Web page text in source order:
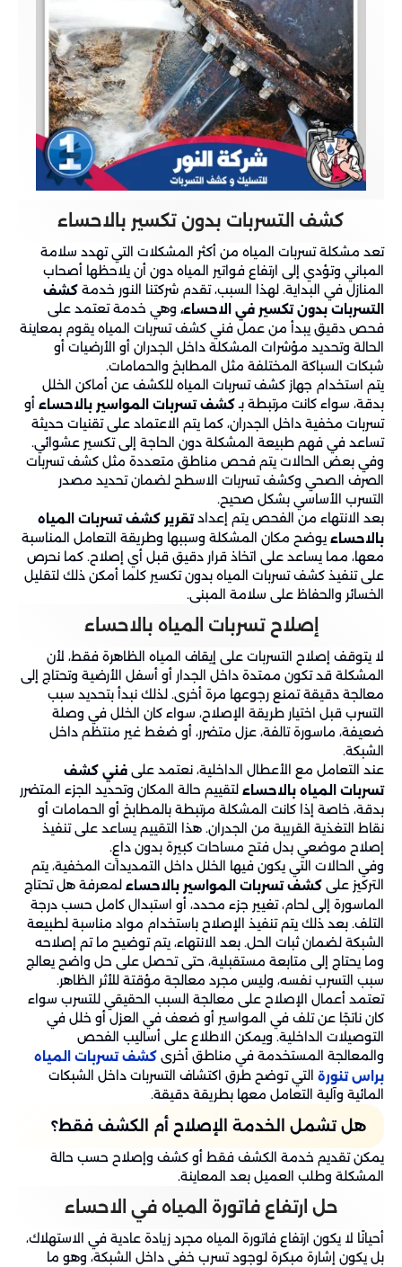
كشف التسربات بدون تكسير بالاحساء
تعد مشكلة تسربات المياه من أكثر المشكلات التي تهدد سلامة
المباني وتؤدي إلى ارتفاع فواتير المياه دون أن يلاحظها أصحاب
المنازل في البداية. لهذا السبب، تقدم شركتنا النور خدمة كشف
التسربات بدون تكسير في الاحساء، وهي خدمة تعتمد على
فحص دقيق يبدأ من عمل فني كشف تسربات المياه يقوم بمعاينة
الحالة وتحديد مؤشرات المشكلة داخل الجدران أو الأرضيات أو
شبكات السباكة المختلفة مثل المطابخ والحمامات.
يتم استخدام جهاز كشف تسربات المياه للكشف عن أماكن الخلل
بدقة، سواء كانت مرتبطة بـكشف تسربات المواسير بالاحساء أو
تسربات مخفية داخل الجدران، كما يتم الاعتماد على تقنيات حديثة
تساعد في فهم طبيعة المشكلة دون الحاجة إلى تكسير عشوائي.
وفي بعض الحالات يتم فحص مناطق متعددة مثل كشف تسربات
الصرف الصحي وكشف تسربات الاسطح لضمان تحديد مصدر
التسرب الأساسي بشكل صحيح.
بعد الانتهاء من الفحص يتم إعدادتقرير كشف تسربات المياه
بالاحساء يوضح مكان المشكلة وسببها وطريقة التعامل المناسبة
معها، مما يساعد على اتخاذ قرار دقيق قبل أي إصلاح. كما نحرص
على تنفيذ كشف تسربات المياه بدون تكسير كلما أمكن ذلك لتقليل
الخسائر والحفاظ على سلامة المبنى.
إصلاح تسربات المياه بالاحساء
لا يتوقف إصلاح التسربات على إيقاف المياه الظاهرة فقط، لأن
المشكلة قد تكون ممتدة داخل الجدار أو أسفل الأرضية وتحتاج إلى
معالجة دقيقة تمنع رجوعها مرة أخرى. لذلك نبدأ بتحديد سبب
التسرب قبل اختيار طريقة الإصلاح، سواء كان الخلل في وصلة
ضعيفة، ماسورة تالفة، عزل متضرر، أو ضغط غير منتظم داخل
الشبكة.
عند التعامل مع الأعطال الداخلية، نعتمد على فني كشف
تسربات المياه بالاحساء لتقييم حالة المكان وتحديد الجزء المتضرر
بدقة، خاصة إذا كانت المشكلة مرتبطة بالمطابخ أو الحمامات أو
نقاط التغذية القريبة من الجدران. هذا التقييم يساعد على تنفيذ
إصلاح موضعي بدل فتح مساحات كبيرة بدون داعٍ.
وفي الحالات التي يكون فيها الخلل داخل التمديدات المخفية، يتم
التركيز على كشف تسربات المواسير بالاحساء لمعرفة هل تحتاج
الماسورة إلى لحام، تغيير جزء محدد، أو استبدال كامل حسب درجة
التلف. بعد ذلك يتم تنفيذ الإصلاح باستخدام مواد مناسبة لطبيعة
الشبكة لضمان ثبات الحل. بعد الانتهاء، يتم توضيح ما تم إصلاحه
وما يحتاج إلى متابعة مستقبلية، حتى تحصل على حل واضح يعالج
سبب التسرب نفسه، وليس مجرد معالجة مؤقتة للأثر الظاهر.
تعتمد أعمال الإصلاح على معالجة السبب الحقيقي للتسرب سواء
كان ناتجًا عن تلف في المواسير أو ضعف في العزل أو خلل في
التوصيلات الداخلية. ويمكن الاطلاع على أساليب الفحص
والمعالجة المستخدمة في مناطق أخرى كشف تسربات المياه
براس تنورة التي توضح طرق اكتشاف التسربات داخل الشبكات
المائية وآلية التعامل معها بطريقة دقيقة.
هل تشمل الخدمة الإصلاح أم الكشف فقط؟
يمكن تقديم خدمة الكشف فقط أو كشف وإصلاح حسب حالة
المشكلة وطلب العميل بعد المعاينة.
حل ارتفاع فاتورة المياه في الاحساء
أحيانًا لا يكون ارتفاع فاتورة المياه مجرد زيادة عادية في الاستهلاك،
بل يكون إشارة مبكرة لوجود تسرب خفي داخل الشبكة، وهو ما